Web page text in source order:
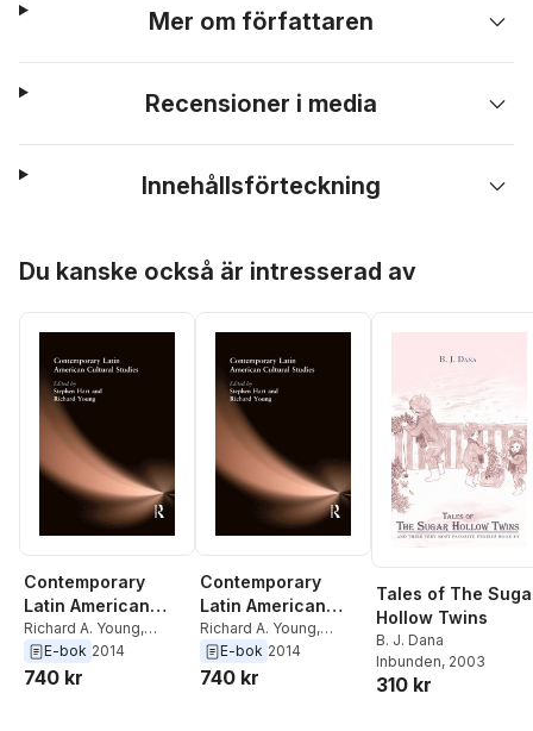
Mer om författaren
Recensioner i media
Innehållsförteckning
Du kanske också är intresserad av
Contemporary
Latin American
Cultural Studies
Richard A. Young,
Stephen Hart
E-bok 2014
740 kr
Contemporary
Latin American
Cultural Studies
Richard A. Young,
Stephen Hart
E-bok 2014
740 kr
Tales of The
Hollow Twins
B. J. Dana
Inbunden, 2003
310 kr